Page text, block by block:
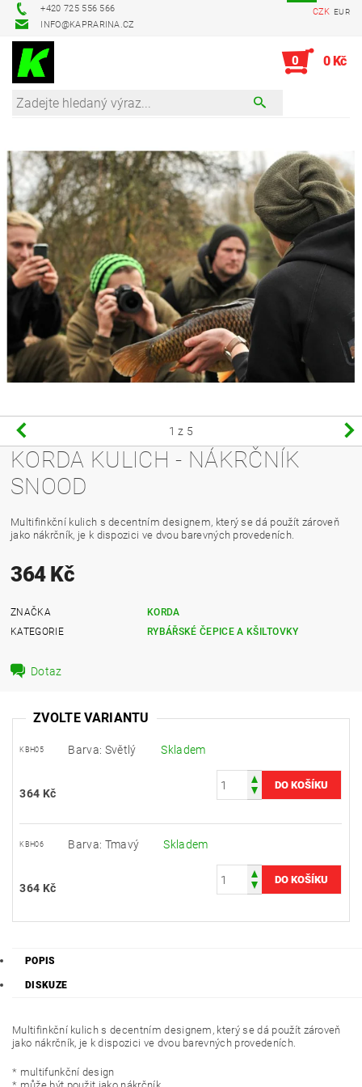
+420 725 556 566
INFO@KAPRARINA.CZ
CZK EUR
0 0 Kč
1 z 5
KORDA KULICH - NÁKRČNÍK
SNOOD
Multifinkční kulich s decentním designem, který se dá použít zároveň
jako nákrčník, je k dispozici ve dvou barevných provedeních.
364 Kč
ZNAČKA
KORDA
KATEGORIE
RYBÁŘSKÉ ČEPICE A KŠILTOVKY
Dotaz
ZVOLTE VARIANTU
KBH05 Barva: Světlý Skladem
364 Kč
KBH06 Barva: Tmavý Skladem
364 Kč
POPIS
DISKUZE
Multifinkční kulich s decentním designem, který se dá použít zároveň
jako nákrčník, je k dispozici ve dvou barevných provedeních.
* multifunkční design